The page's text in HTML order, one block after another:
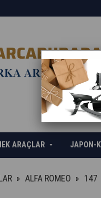
ARAÇLAR JAPON-
ALFA ROMEO 147